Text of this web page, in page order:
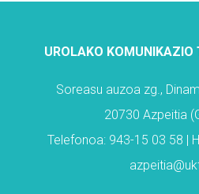
UROLAKO KOMUNIKAZIO
Soreasu auzoa zg.,
20730 Azpeitia
Telefonoa: 943-15 03 58 |